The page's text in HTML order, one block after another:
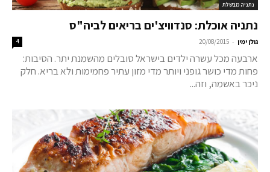
נתניה מבשלת
נתניה אוכלת: סנדוויצ'ים בריאים לביה"ס
גולן ימין -
20/08/2015
4
ארבעה מכל עשרה ילדים בישראל סובלים מהשמנת יתר. הסיבות:
פחות מדי כושר גופני ויותר מדי מזון עתיר פחמימות ולא בריא. חלק
ניכר באשמה, וזה...